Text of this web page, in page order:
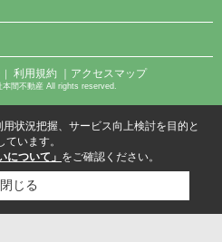
｜ 利用規約 ｜アクセスマップ
間不動産 All rights reserved.
状況把握、サービス向上検討を目的と
います。
について」 をご確認ください。
閉じる